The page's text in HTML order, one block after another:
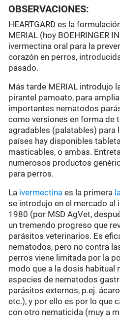
OBSERVACIONES:
HEARTGARD es la
MERIAL (hoy BOEHRINGER
ivermectina oral para la
corazón en perros,
pasado.
Más tarde MERIAL introdujo
pirantel pamoato, para
importantes nematodos
como versiones en forma de
agradables (palatables) para
países hay disponibles
masticables, o ambas.
numerosos productos
para perros.
La ivermectina es la primera
se introdujo en el mercado al
1980 (por MSD AgVet,
un tremendo progreso que
parásitos veterinarios. Es
nematodos, pero no contra
perros viene limitada por la
modo que a la dosis habitual
especies de nematodos
parásitos externos, p.ej.
etc.), y por ello es por lo que
con otro nematicida (muy a